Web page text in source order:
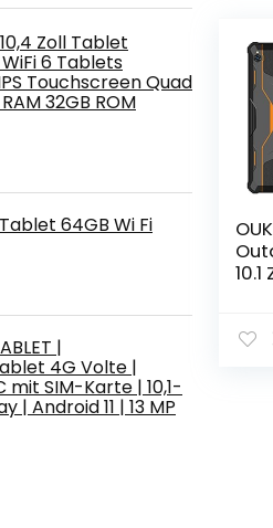
Zoll Tablet
WiFi 6 Tablets
Touchscreen Quad
32GB ROM
64GB Wi Fi
|
4G Volte |
mit SIM-Karte | 10,1-
| Android 11 | 13 MP
10.1